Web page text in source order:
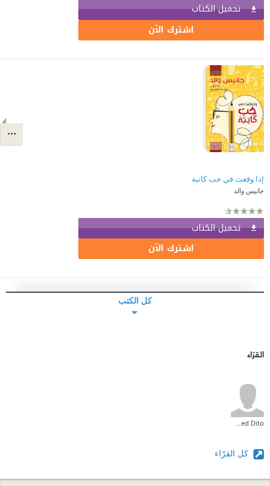
تحميل الكتاب
اشترك الآن
إذا وقعت في حب كاتبة
جانيس والد
تحميل الكتاب
اشترك الآن
كل الكتب
القرّاء
كل القرّاء